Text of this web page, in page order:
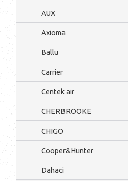
AUX
Axioma
Ballu
Carrier
Centek air
CHERBROOKE
CHIGO
Cooper&Hunter
Dahaci